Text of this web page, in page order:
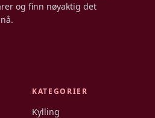
og finn nøyaktig det
KATEGORIER
Kylling